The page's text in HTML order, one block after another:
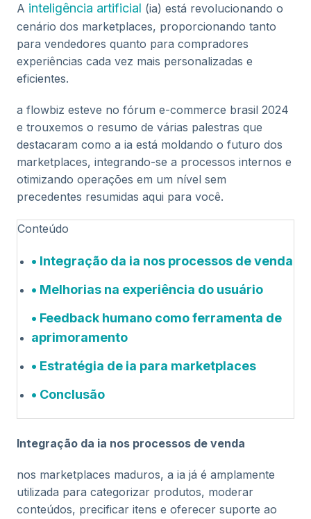
A inteligência artificial (ia) está revolucionando o
cenário dos marketplaces, proporcionando tanto
para vendedores quanto para compradores
experiências cada vez mais personalizadas e
eficientes.
a flowbiz esteve no fórum e-commerce brasil 2024
e trouxemos o resumo de várias palestras que
destacaram como a ia está moldando o futuro dos
marketplaces, integrando-se a processos internos e
otimizando operações em um nível sem
precedentes resumidas aqui para você.
Conteúdo
Integração da ia nos processos de venda
Melhorias na experiência do usuário
Feedback humano como ferramenta de
aprimoramento
Estratégia de ia para marketplaces
Conclusão
Integração da ia nos processos de venda
nos marketplaces maduros, a ia já é amplamente
utilizada para categorizar produtos, moderar
conteúdos, precificar itens e oferecer suporte ao